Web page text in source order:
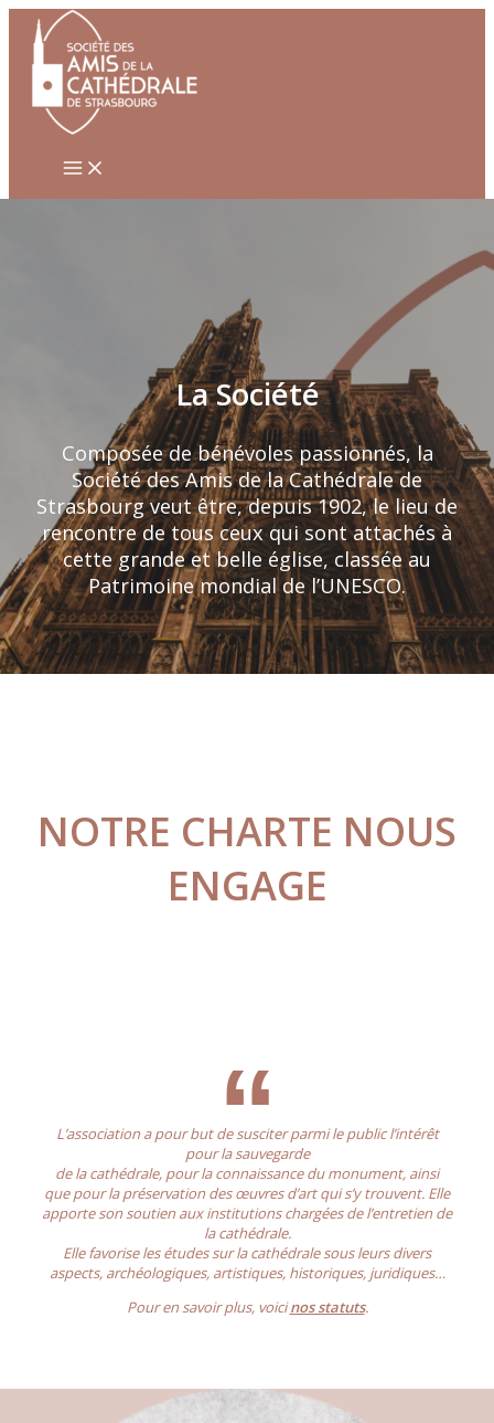
Aller
contenu
La Société
Composée de bénévoles passionnés, la
Société des Amis de la Cathédrale de
Strasbourg veut être, depuis 1902, le lieu de
rencontre de tous ceux qui sont attachés à
cette grande et belle église, classée au
Patrimoine mondial de l’UNESCO.
NOTRE CHARTE NOUS
ENGAGE
L’association a pour but de susciter parmi le public l’intérêt
pour la sauvegarde
de la cathédrale, pour la connaissance du monument, ainsi
que pour la préservation des œuvres d’art qui s’y trouvent. Elle
apporte son soutien aux institutions chargées de l’entretien de
la cathédrale.
Elle favorise les études sur la cathédrale sous leurs divers
aspects, archéologiques, artistiques, historiques, juridiques…
Pour en savoir plus, voicinos statuts.